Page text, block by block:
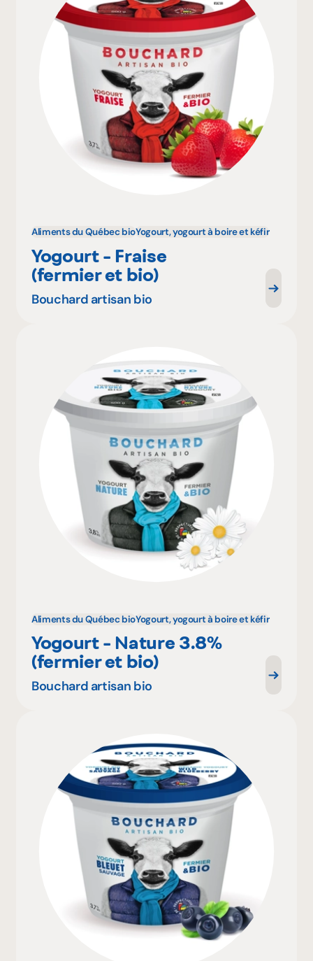
Aliments du Québec bioYogourt, yogourt à boire et kéfir
Yogourt - Fraise
(fermier et bio)
Bouchard artisan bio
Aliments du Québec bioYogourt, yogourt à boire et kéfir
Yogourt - Nature 3.8%
(fermier et bio)
Bouchard artisan bio